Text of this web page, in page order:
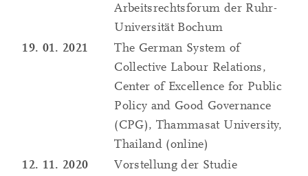
Arbeitsrechtsforum der Ruhr-
Universität Bochum
19. 01. 2021
The German System of
Collective Labour Relations,
Center of Excellence for Public
Policy and Good Governance
(CPG), Thammasat University,
Thailand (online)
12. 11. 2020
Vorstellung der Studie